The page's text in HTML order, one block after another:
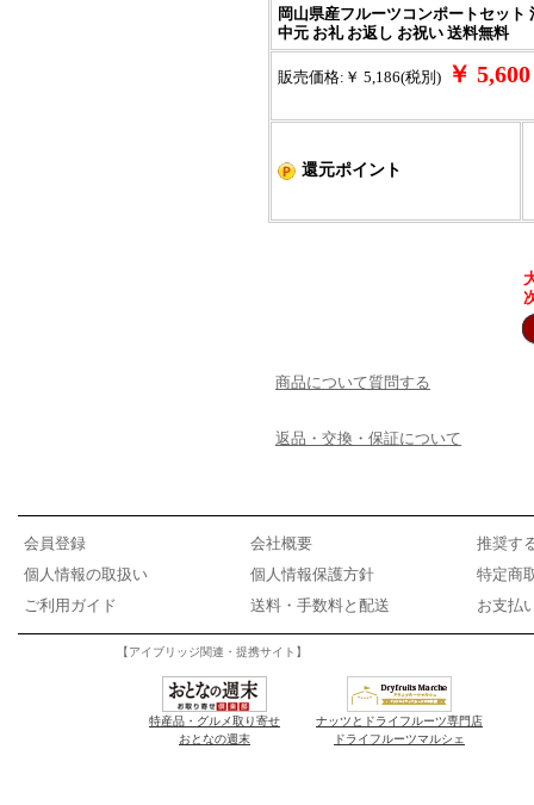
岡山県産フルーツコンポートセット
中元 お礼 お返し お祝い 送料無料
販売価格:￥ 5,186(税別) ￥
還元ポイント
商品について質問する
返品・交換・保証について
会員登録 会社概要
推奨す
個人情報の取扱い
個人情報保護方針
特定商
ご利用ガイド
送料・手数料と配送 お支払
【アイブリッジ関連・提携サイト】
特産品・グルメ取り寄せ
おとなの週末
ナッツとドライフルーツ専門店
ドライフルーツマルシェ